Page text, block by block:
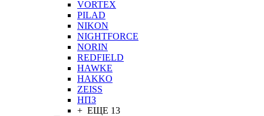
VORTEX
PILAD
NIKON
NIGHTFORCE
NORIN
REDFIELD
HAWKE
HAKKO
ZEISS
НПЗ
+ ЕЩЕ 13